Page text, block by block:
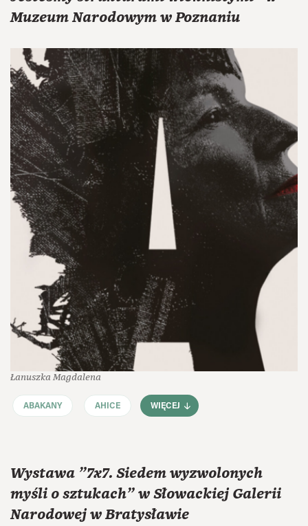
Muzeum Narodowym w Poznaniu
Łanuszka Magdalena
ABAKANY AHICE WIĘCEJ
Wystawa "7x7. Siedem wyzwolonych
myśli o sztukach" w Słowackiej Galerii
Narodowej w Bratysławie